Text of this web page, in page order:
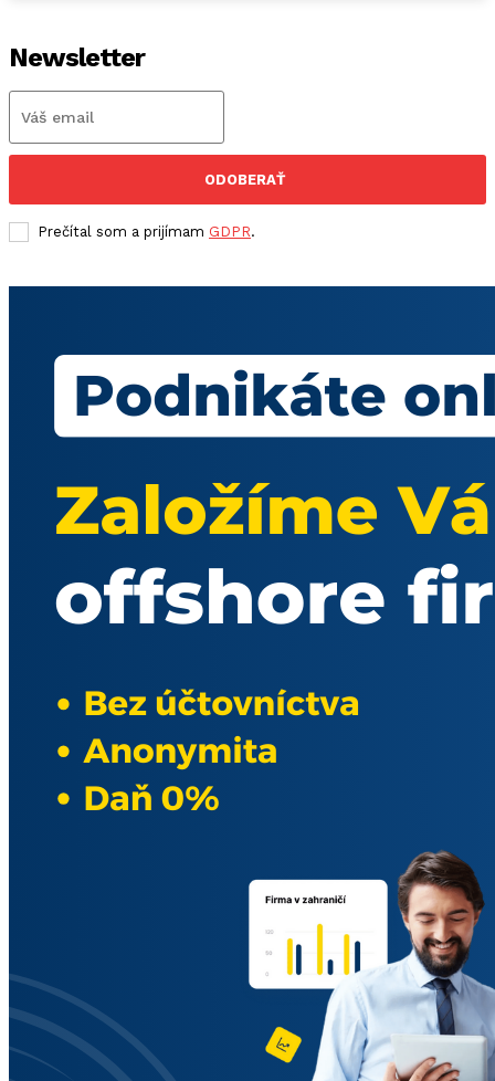
Newsletter
ODOBERAŤ
Prečítal som a prijímam GDPR.